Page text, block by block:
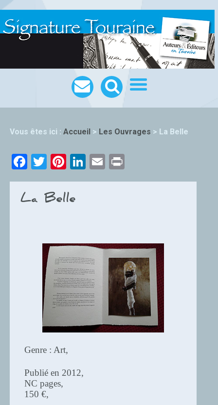
Vous êtes ici : Accueil > Les Ouvrages > La Belle
Facebook
TwitterPinterest
LinkedIn
Email
La Belle
Genre : Art,
Publié en 2012,
NC pages,
150 €,